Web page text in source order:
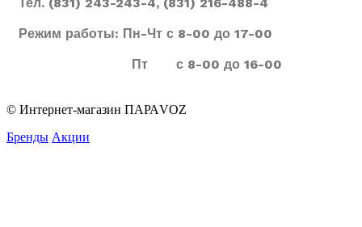
Режим работы: Пн-Чт с 8-00 до 17-00
Пт с 8-00 до 16-00
© Интернет-магазин ПАРАVOZ
Бренды Акции